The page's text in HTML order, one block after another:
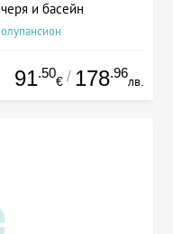
и басейн
91.50
€ / 178.96
лв.